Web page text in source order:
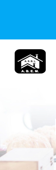
content